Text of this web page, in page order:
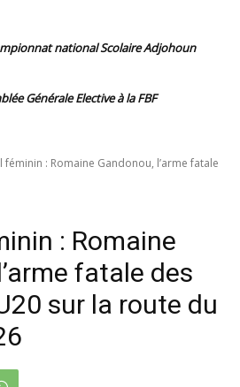
national Scolaire Adjohoun
Générale Elective à la FBF